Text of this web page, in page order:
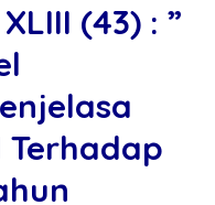
(43) : ”
Terhadap